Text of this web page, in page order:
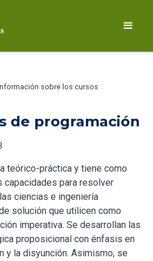
sobre los cursos
de programación
teórico-práctica y tiene como
para resolver
ciencias e ingeniería
solución que utilicen como
imperativa. Se desarrollan las
proposicional con énfasis en
y la disyunción. Asimismo, se